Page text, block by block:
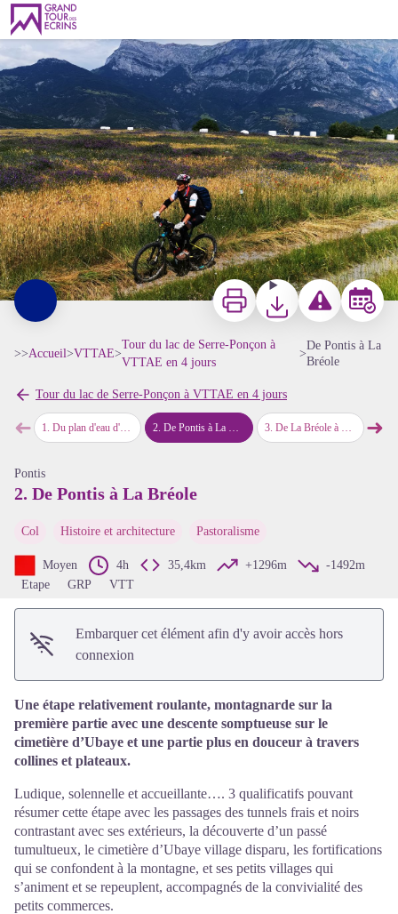
De Pontis à La Bréole
ImprimerTéléchargerSignaler unRéserver
>>Accueil>VTTAE>
Tour du lac de Serre-Ponçon à
VTTAE en 4 jours
>
De Pontis à La
Bréole
Tour du lac de Serre-Ponçon à VTTAE en 4 jours
➜Étape précédente
1 Du plan d'eau d'Embrun à Pontis 2 .De Pontis à La Bréole 3. De La Bréole à Chorges 4.
➜
Pontis
2. De Pontis à La Bréole
Col Histoire et architecture Pastoralisme
Moyen 4h 35,4km +1296m
-1492m
Etape
GRP VTT
Embarquer cet élément afin d'y avoir accès hors
connexion
Une étape relativement roulante, montagnarde sur la
première partie avec une descente somptueuse sur le
cimetière d’Ubaye et une partie plus en douceur à travers
collines et plateaux.
Ludique, solennelle et accueillante…. 3 qualificatifs pouvant
résumer cette étape avec les passages des tunnels frais et noirs
contrastant avec ses extérieurs, la découverte d’un passé
tumultueux, le cimetière d’Ubaye village disparu, les fortifications
qui se confondent à la montagne, et ses petits villages qui
s’animent et se repeuplent, accompagnés de la convivialité des
petits commerces.